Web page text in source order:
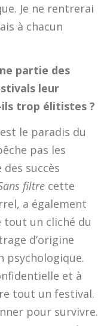
Je ne rentrerai
à chacun
partie des
leur
ils trop élitistes ?
le paradis du
pas les
succès
filtre cette
a également
tout un cliché du
d’origine
psychologique.
et à
tout un festival.
pour survivre.